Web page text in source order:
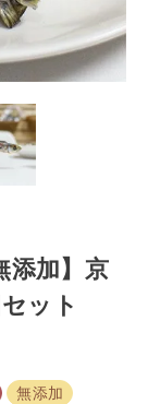
添加】京
ット
無添加